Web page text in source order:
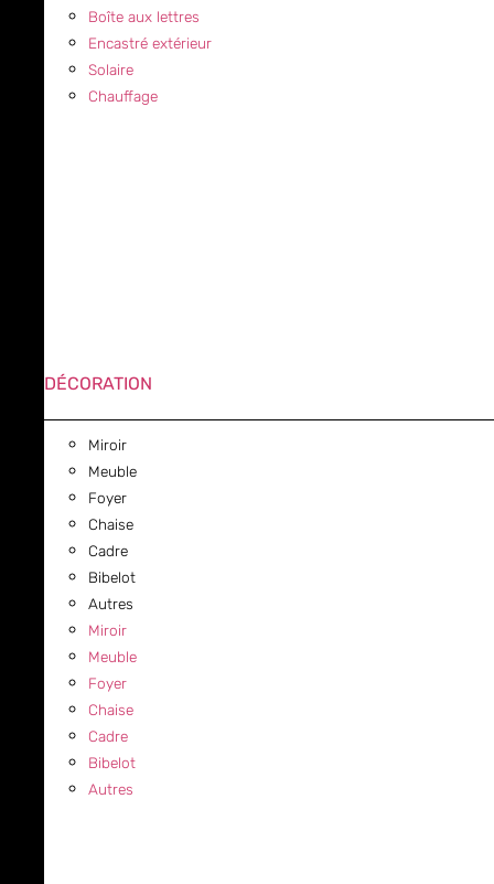
Boîte aux lettres
Encastré extérieur
Solaire
Chauffage
DÉCORATION
Miroir
Meuble
Foyer
Chaise
Cadre
Bibelot
Autres
Miroir
Meuble
Foyer
Chaise
Cadre
Bibelot
Autres